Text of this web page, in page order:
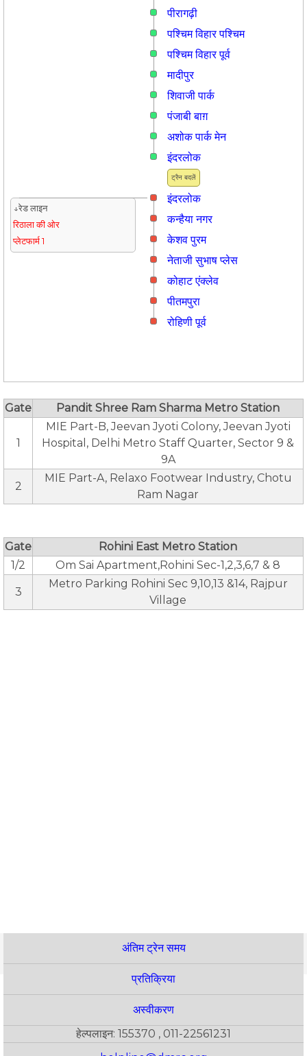
पीरागढ़ी
पश्चिम विहार पश्चिम
पश्चिम विहार पूर्व
मादीपुर
शिवाजी पार्क
पंजाबी बाग़
अशोक पार्क मेन
ट्रैन बदलें
इंदरलोक
इंदरलोक
↓रेड लाइन
रिठाला की ओर
प्लेटफार्म 1
कन्हैया नगर
केशव पुरम
नेताजी सुभाष प्लेस
कोहाट एंक्लेव
पीतमपुरा
रोहिणी पूर्व
Gate Pandit Shree Ram Sharma Metro Station
1
MIE Part-B, Jeevan Jyoti Colony, Jeevan Jyoti
Hospital, Delhi Metro Staff Quarter, Sector 9 &
9A
2
MIE Part-A, Relaxo Footwear Industry, Chotu
Ram Nagar
Gate
Rohini East Metro Station
1/2
Om Sai Apartment,Rohini Sec-1,2,3,6,7 & 8
3
Metro Parking Rohini Sec 9,10,13 &14, Rajpur
Village
अंतिम ट्रेन समय
प्रतिक्रिया
अस्वीकरण
हेल्पलाइन: 155370 , 011-22561231